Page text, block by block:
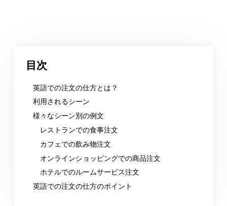
目次
英語での注文の仕方とは？
利用されるシーン
様々なシーン別の例文
レストランでの食事注文
カフェでの飲み物注文
オンラインショッピングでの商品注文
ホテルでのルームサービス注文
英語での注文の仕方のポイント